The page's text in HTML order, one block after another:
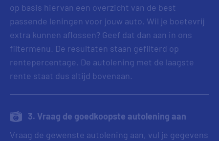
op basis hiervan een overzicht van de best
passende leningen voor jouw auto. Wil je boetevrij
extra kunnen aflossen? Geef dat dan aan in ons
filtermenu. De resultaten staan gefilterd op
rentepercentage. De autolening met de laagste
rente staat dus altijd bovenaan.
3. Vraag de goedkoopste autolening aan
Vraag de gewenste autolening aan, vul je gegevens